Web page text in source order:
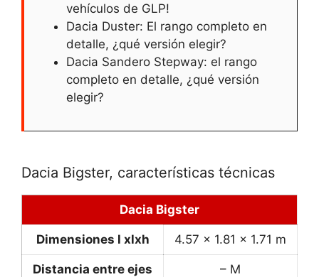
vehículos de GLP!
Dacia Duster: El rango completo en
detalle, ¿qué versión elegir?
Dacia Sandero Stepway: el rango
completo en detalle, ¿qué versión
elegir?
Dacia Bigster, características técnicas
Dacia Bigster
Dimensiones l xlxh 4.57 x 1.81 x 1.71 m
Distancia entre ejes – M